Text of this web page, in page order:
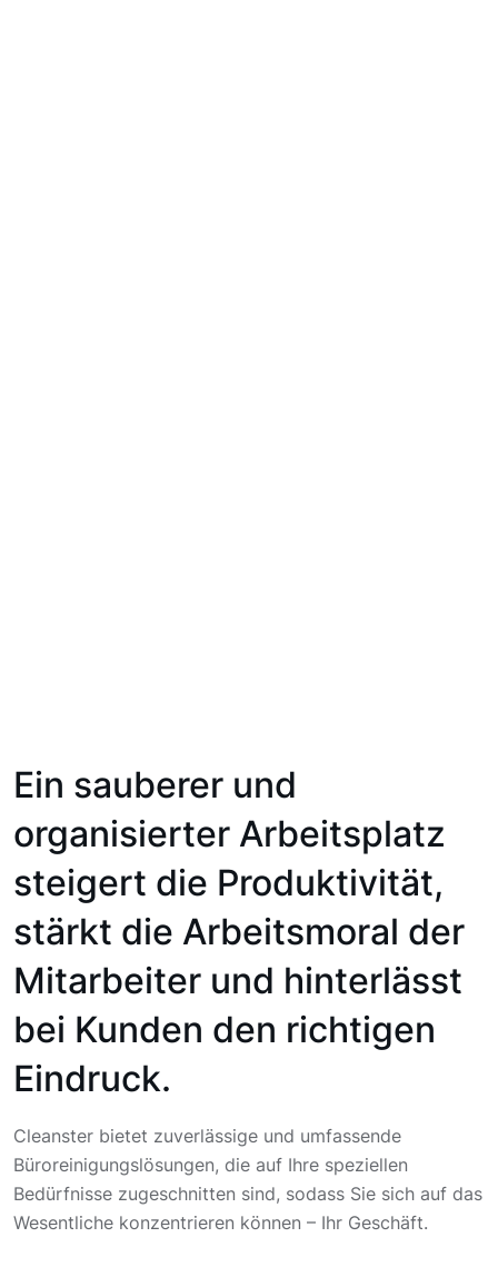
Ein sauberer und
organisierter Arbeitsplatz
steigert die Produktivität,
stärkt die Arbeitsmoral der
Mitarbeiter und hinterlässt
bei Kunden den richtigen
Eindruck.
Cleanster bietet zuverlässige und umfassende
Büroreinigungslösungen, die auf Ihre speziellen
Bedürfnisse zugeschnitten sind, sodass Sie sich auf das
Wesentliche konzentrieren können – Ihr Geschäft.